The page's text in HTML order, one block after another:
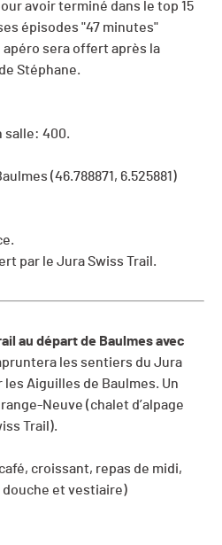
avoir terminé dans le top 15
épisodes "47 minutes"
apéro sera offert après la
Stéphane.
salle: 400.
(46.788871, 6.525881)
par le Jura Swiss Trail.
au départ de Baulmes avec
les sentiers du Jura
les Aiguilles de Baulmes. Un
Neuve (chalet d’alpage
Trail).
croissant, repas de midi,
douche et vestiaire)